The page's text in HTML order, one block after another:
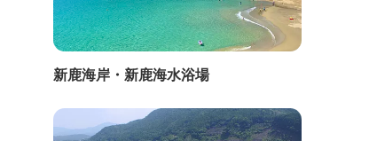
新鹿海岸・新鹿海水浴場